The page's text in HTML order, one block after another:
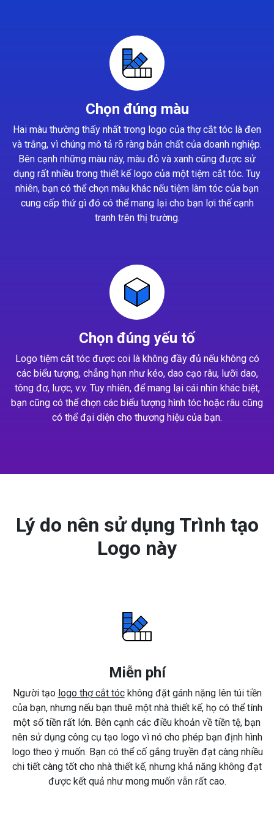
Chọn đúng màu
Hai màu thường thấy nhất trong logo của thợ cắt tóc là đen
và trắng, vì chúng mô tả rõ ràng bản chất của doanh nghiệp.
Bên cạnh những màu này, màu đỏ và xanh cũng được sử
dụng rất nhiều trong thiết kế logo của một tiệm cắt tóc. Tuy
nhiên, bạn có thể chọn màu khác nếu tiệm làm tóc của bạn
cung cấp thứ gì đó có thể mang lại cho bạn lợi thế cạnh
tranh trên thị trường.
Chọn đúng yếu tố
Logo tiệm cắt tóc được coi là không đầy đủ nếu không có
các biểu tượng, chẳng hạn như kéo, dao cạo râu, lưỡi dao,
tông đơ, lược, v.v. Tuy nhiên, để mang lại cái nhìn khác biệt,
bạn cũng có thể chọn các biểu tượng hình tóc hoặc râu cũng
có thể đại diện cho thương hiệu của bạn.
Lý do nên sử dụng Trình tạo
Logo này
Miễn phí
Người tạo logo thợ cắt tóckhông đặt gánh nặng lên túi tiền
của bạn, nhưng nếu bạn thuê một nhà thiết kế, họ có thể tính
một số tiền rất lớn. Bên cạnh các điều khoản về tiền tệ, bạn
nên sử dụng công cụ tạo logo vì nó cho phép bạn định hình
logo theo ý muốn. Bạn có thể cố gắng truyền đạt càng nhiều
chi tiết càng tốt cho nhà thiết kế, nhưng khả năng không đạt
được kết quả như mong muốn vẫn rất cao.